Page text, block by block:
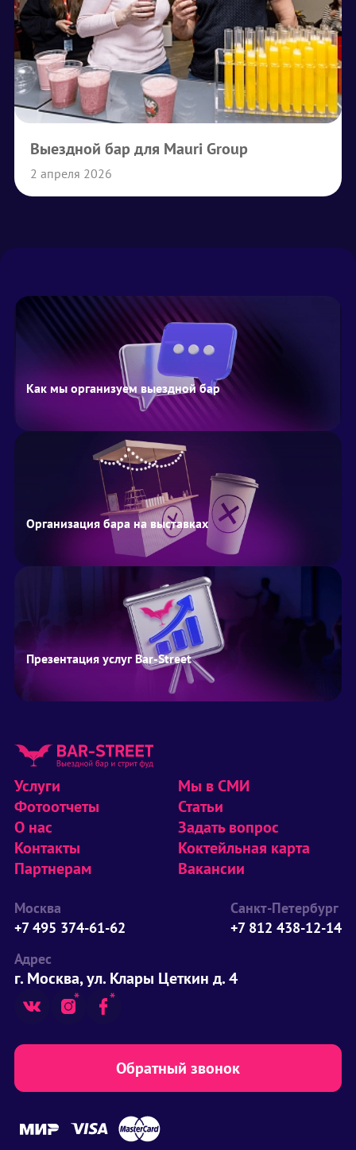
Выездной бар для Mauri Group
2 апреля 2026
Как мы организуем выездной бар
Организация бара на выставках
Презентация услуг Bar-Street
Услуги
Фотоотчеты
О нас
Контакты
Партнерам
Мы в СМИ
Статьи
Задать вопрос
Коктейльная карта
Вакансии
Москва
+7 495 374-61-62
Санкт-Петербург
+7 812 438-12-14
Адрес
г. Москва, ул. Клары Цеткин д. 4
Обратный звонок